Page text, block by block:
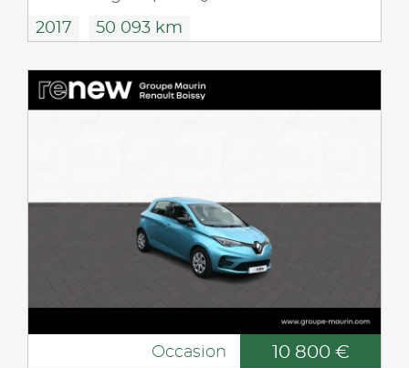
2017 50 093 km
Occasion 10 800 €